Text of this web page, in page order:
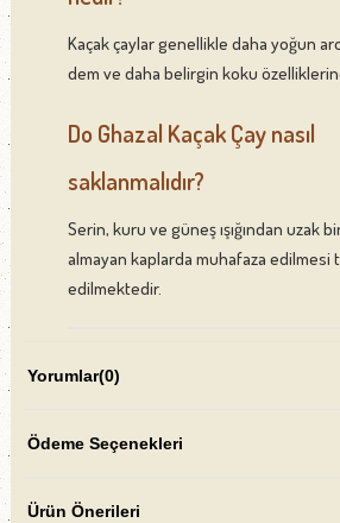
Kaçak çaylar genellikle daha yoğun
dem ve daha belirgin koku
Do Ghazal Kaçak Çay nasıl
saklanmalıdır?
Serin, kuru ve güneş ışığından uzak
almayan kaplarda muhafaza edilmesi
edilmektedir.
Yorumlar(0)
Ödeme Seçenekleri
Ürün Önerileri